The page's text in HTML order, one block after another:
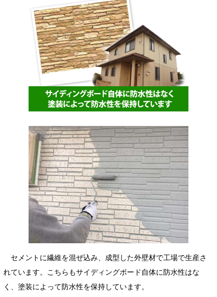
セメントに繊維を混ぜ込み、成型した外壁材で工場で生産さ
れています。こちらもサイディングボード自体に防水性はな
く、塗装によって防水性を保持しています。